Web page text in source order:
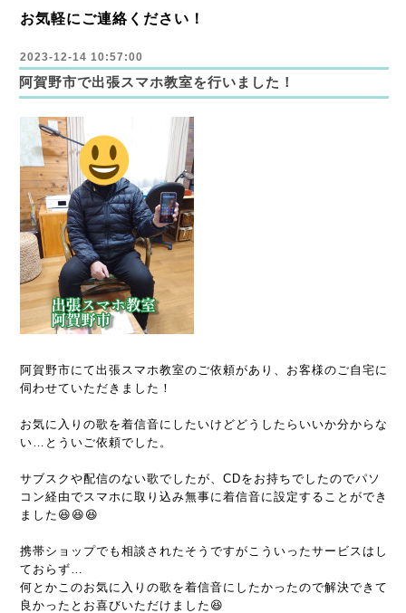
お気軽にご連絡ください！
2023-12-14 10:57:00
阿賀野市で出張スマホ教室を行いました！
阿賀野市にて出張スマホ教室のご依頼があり、お客様のご自宅に
伺わせていただきました！
お気に入りの歌を着信音にしたいけどどうしたらいいか分からな
い…とういご依頼でした。
サブスクや配信のない歌でしたが、CDをお持ちでしたのでパソ
コン経由でスマホに取り込み無事に着信音に設定することができ
ました😆😆😆
携帯ショップでも相談されたそうですがこういったサービスはし
ておらず…
何とかこのお気に入りの歌を着信音にしたかったので解決できて
良かったとお喜びいただけました😆